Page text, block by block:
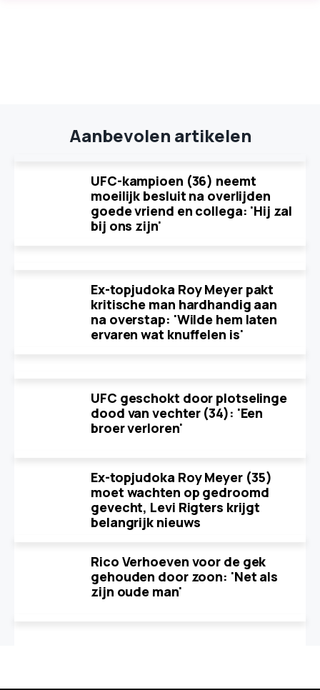
Aanbevolen artikelen
UFC-kampioen (36) neemt
moeilijk besluit na overlijden
goede vriend en collega: 'Hij zal
bij ons zijn'
Ex-topjudoka Roy Meyer pakt
kritische man hardhandig aan
na overstap: 'Wilde hem laten
ervaren wat knuffelen is'
UFC geschokt door plotselinge
dood van vechter (34): 'Een
broer verloren'
Ex-topjudoka Roy Meyer (35)
moet wachten op gedroomd
gevecht, Levi Rigters krijgt
belangrijk nieuws
Rico Verhoeven voor de gek
gehouden door zoon: 'Net als
zijn oude man'